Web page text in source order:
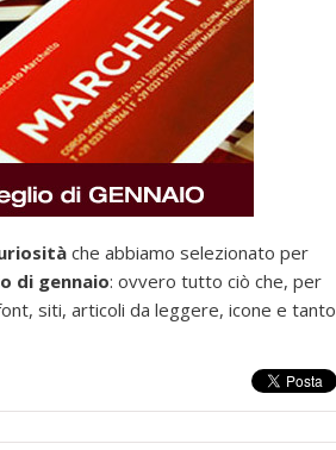
che abbiamo selezionato per
di gennaio: ovvero tutto ciò che, per
siti, articoli da leggere, icone e tanto